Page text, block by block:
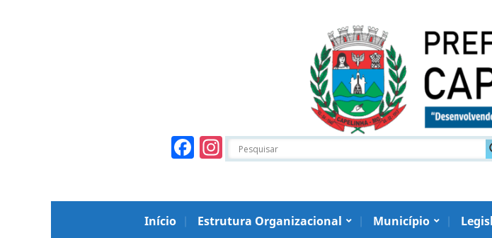
Facebook
Instagram
Início Estrutura Organizacional Município